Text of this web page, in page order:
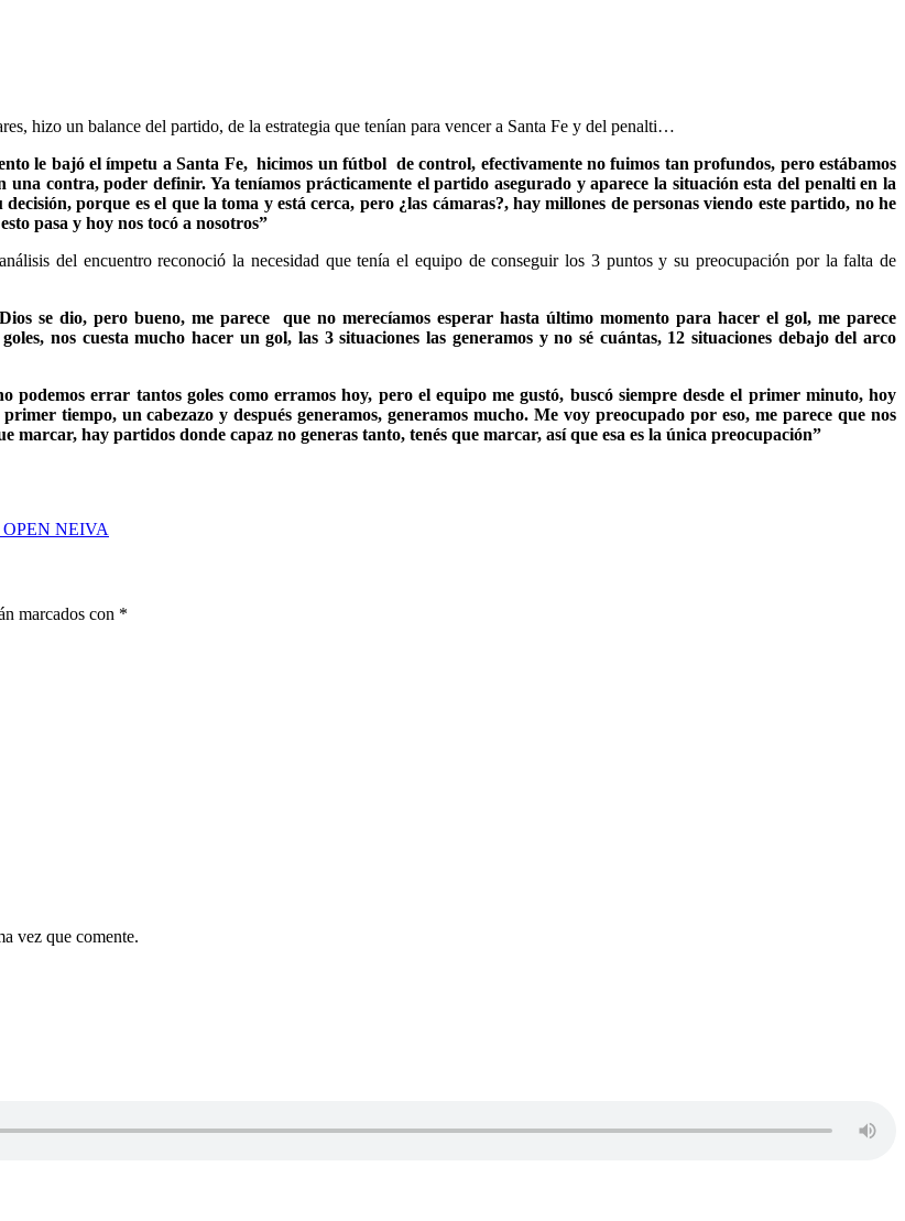
hizo un balance del partido, de la estrategia que tenían para vencer a Santa Fe y del penalti…
le bajó el ímpetu a Santa Fe, hicimos un fútbol de control, efectivamente no fuimos tan profundos, pero estábamos
contra, poder definir. Ya teníamos prácticamente el partido asegurado y aparece la situación esta del penalti en la
porque es el que la toma y está cerca, pero ¿las cámaras?, hay millones de personas viendo este partido, no he
pasa y hoy nos tocó a nosotros”
del encuentro reconoció la necesidad que tenía el equipo de conseguir los 3 puntos y su preocupación por la falta de
se dio, pero bueno, me parece que no merecíamos esperar hasta último momento para hacer el gol, me parece
nos cuesta mucho hacer un gol, las 3 situaciones las generamos y no sé cuántas, 12 situaciones debajo del arco
errar tantos goles como erramos hoy, pero el equipo me gustó, buscó siempre desde el primer minuto, hoy
tiempo, un cabezazo y después generamos, generamos mucho. Me voy preocupado por eso, me parece que nos
marcar, hay partidos donde capaz no generas tanto, tenés que marcar, así que esa es la única preocupación”
NEIVA
marcados con *
vez que comente.